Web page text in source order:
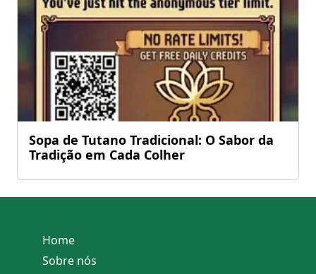
Sopa de Tutano Tradicional: O Sabor da
Tradição em Cada Colher
Home
Sobre nós